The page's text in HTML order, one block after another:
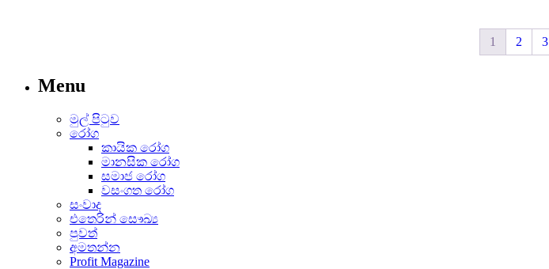
1 2 3
Menu
මුල් පිටුව
රෝග
කායික රෝග
මානසික රෝග
සමාජ රෝග
වසංගත රෝග
සංවාද
එතෙරින් සෞඛ්‍ය
පුවත්
අමතන්න
Profit Magazine